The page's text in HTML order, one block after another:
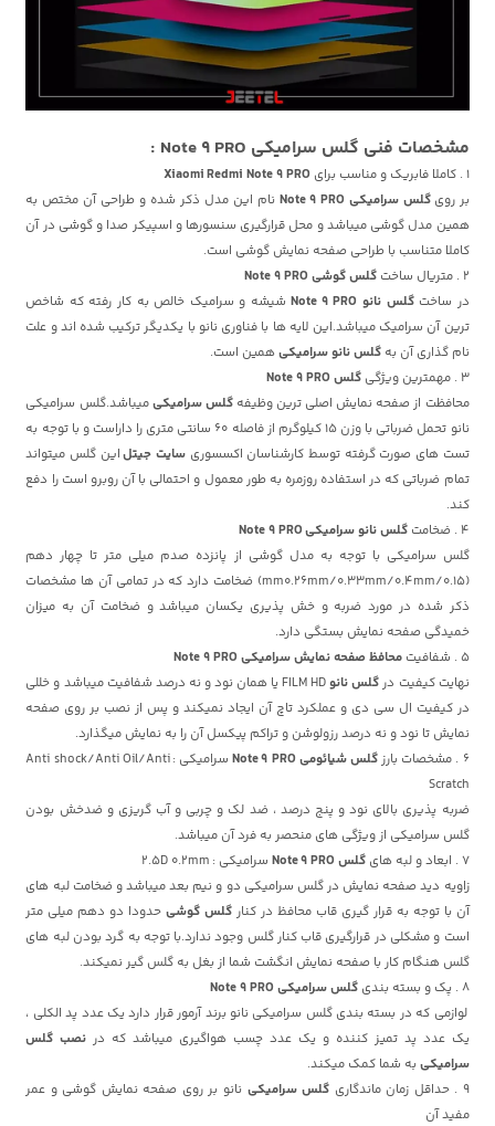
مشخصات فنی گلس سرامیکی Note 9 PRO :
1 . کاملا فابریک و مناسب برای
Xiaomi Redmi Note 9 PRO
بر رویگلس سرامیکی Note 9 PRO
نام این مدل ذکر شده و طراحی آن مختص به
همین مدل گوشی میباشد و محل قرارگیری سنسورها و اسپیکر صدا و گوشی در آن
کاملا متناسب با طراحی صفحه نمایش گوشی است.
2 . متریال ساخت
گلس گوشی Note 9 PRO
در ساختگلس نانو Note 9 PRO
شیشه و سرامیک خالص به کار رفته که شاخص
ترین آن سرامیک میباشد.این لایه ها با فناوری نانو با یکدیگر ترکیب شده اند و علت
نام گذاری آن بهگلس نانو سرامیکیهمین است.
3 . مهمترین ویژگی
گلس Note 9 PRO
محافظت از صفحه نمایش اصلی ترین وظیفهگلس سرامیکیمیباشد.گلس سرامیکی
نانو تحمل ضرباتی با وزن 15 کیلوگرم از فاصله 60 سانتی متری را داراست و با توجه به
تست های صورت گرفته توسط کارشناسان اکسسوری سایت جیتلاین گلس میتواند
تمام ضرباتی که در استفاده روزمره به طور معمول و احتمالی با آن روبرو است را دفع
کند.
4 . ضخامت
گلس نانو سرامیکی Note 9 PRO
گلس سرامیکی با توجه به مدل گوشی از پانزده صدم میلی متر تا چهار دهم
(0.15/mm0.26mm/0.33mm/0.4mm) ضخامت دارد که در تمامی آن ها مشخصات
ذکر شده در مورد ضربه و خش پذیری یکسان میباشد و ضخامت آن به میزان
خمیدگی صفحه نمایش بستگی دارد.
5 . شفافیت
محافظ صفحه نمایش سرامیکی Note 9 PRO
نهایت کیفیت در گلس نانو
FILM HD یا همان نود و نه درصد شفافیت میباشد و خللی
در کیفیت ال سی دی و عملکرد تاچ آن ایجاد نمیکند و پس از نصب بر روی صفحه
نمایش تا نود و نه درصد رزولوشن و تراکم پیکسل آن را به نمایش میگذارد.
6 . مشخصات بارز
گلسشیائومیNote 9 PRO
سرامیکی : Anti shock/Anti Oil/Anti
Scratch
ضربه پذیری بالای نود و پنج درصد ، ضد لک و چربی و آب گریزی و ضدخش بودن
گلس سرامیکی از ویژگی های منحصر به فرد آن میباشد.
7 . ابعاد و لبه های
گلس Note 9 PRO
سرامیکی : 2.5D 0.2mm
زاویه دید صفحه نمایش در گلس سرامیکی دو و نیم بعد میباشد و ضخامت لبه های
آن با توجه به قرار گیری قاب محافظ در کنار گلس گوشیحدودا دو دهم میلی متر
است و مشکلی در قرارگیری قاب کنار گلس وجود ندارد.با توجه به گرد بودن لبه های
گلس هنگام کار با صفحه نمایش انگشت شما از بغل به گلس گیر نمیکند.
8 . پک و بسته بندی
گلس سرامیکی Note 9 PRO
لوازمی که در بسته بندی گلس سرامیکی نانو برند آرمور قرار دارد یک عدد پد الکلی ،
یک عدد پد تمیز کننده و یک عدد چسب هواگیری میباشد که در نصب گلس
سرامیکی به شما کمک میکند.
9 . حداقل زمان ماندگاری
گلس سرامیکی نانو بر روی صفحه نمایش گوشی و عمر
مفید آن